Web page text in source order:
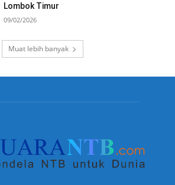
Lombok Timur
09/02/2026
Muat lebih banyak